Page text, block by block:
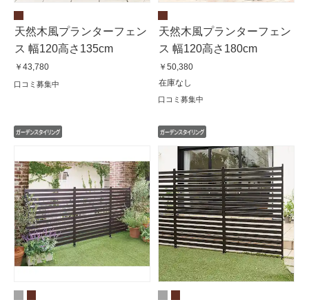
天然木風プランターフェン
ス 幅120高さ135cm
￥43,780
口コミ募集中
天然木風プランターフェン
ス 幅120高さ180cm
￥50,380
在庫なし
口コミ募集中